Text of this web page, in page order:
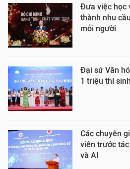
Đưa việc học
thành nhu
mỗi người
Đại sứ Văn
1 triệu thí
Các chuyên
viên trước
và AI